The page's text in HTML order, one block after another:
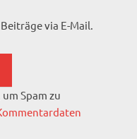
via E-Mail.
Spam zu